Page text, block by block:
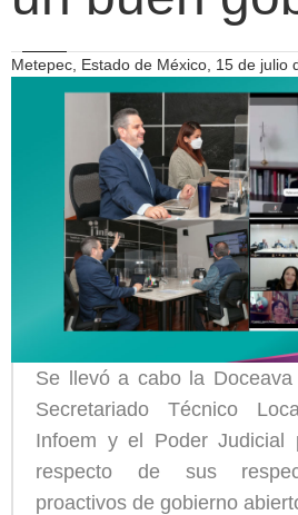
Metepec, Estado de México, 15 de julio
Se llevó a cabo la
Secretariado Técnico
Infoem y el Poder Judicial
respecto de sus
proactivos de gobierno